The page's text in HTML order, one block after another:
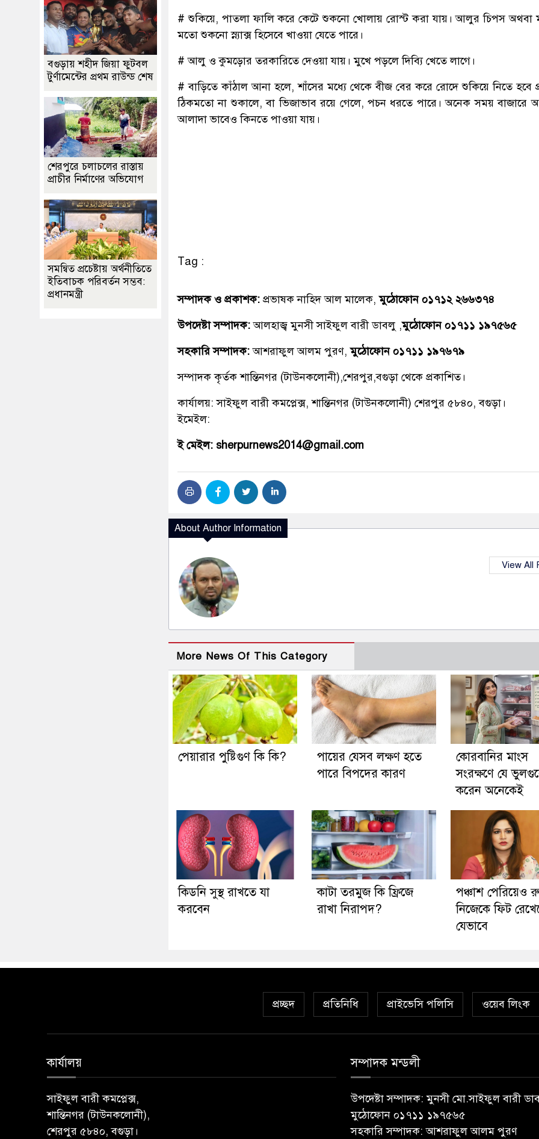
# শুকিয়ে, পাতলা ফালি করে কেটে শুকনো খোলায় রোস্ট করা যায়। আলুর চিপস অথবা
মতো শুকনো স্ন্যাক্স হিসেবে খাওয়া যেতে পারে।
# আলু ও কুমড়োর তরকারিতে দেওয়া যায়। মুখে পড়লে দিব্যি খেতে লাগে।
# বাড়িতে কাঁঠাল আনা হলে, শাঁসের মধ্যে থেকে বীজ বের করে রোদে শুকিয়ে নিতে হবে
ঠিকমতো না শুকালে, বা ভিজাভাব রয়ে গেলে, পচন ধরতে পারে। অনেক সময় বাজারে
আলাদা ভাবেও কিনতে পাওয়া যায়।
Tag :
সম্পাদক ও প্রকাশক: প্রভাষক নাহিদ আল মালেক,মুঠোফোন ০১৭১২ ২৬৬৩৭৪
উপদেষ্টা সম্পাদক:আলহাজ্ব মুনসী সাইফুল বারী ডাবলু ,মুঠোফোন ০১৭১১ ১৯৭৫৬৫
সহকারি সম্পাদক:আশরাফুল আলম পুরণ,মুঠোফোন ০১৭১১ ১৯৭৬৭৯
সম্পাদক কৃর্তক শান্তিনগর (টাউনকলোনী),শেরপুর,বগুড়া থেকে প্রকাশিত।
কার্যালয়: সাইফুল বারী কমপ্লেক্স, শান্তিনগর (টাউনকলোনী) শেরপুর ৫৮৪০, বগুড়া।
ইমেইল:
ই মেইল: sherpurnews2014@gmail.com
About Author Information
View All
More News Of This Category
পেয়ারার পুষ্টিগুণ কি কি?
পায়ের যেসব লক্ষণ হতে
পারে বিপদের কারণ
কোরবানির মাংস
সংরক্ষণে যে
করেন অনেকেই
কিডনি সুস্থ রাখতে যা
করবেন
কাটা তরমুজ কি ফ্রিজে
রাখা নিরাপদ?
পঞ্চাশ পেরিয়েও
নিজেকে ফিট
যেভাবে
বগুড়ায় শহীদ জিয়া ফুটবল
টুর্ণামেন্টের প্রথম রাউন্ড শেষ
শেরপুরে চলাচলের রাস্তায়
প্রাচীর নির্মাণের অভিযোগ
সমন্বিত প্রচেষ্টায় অর্থনীতিতে
ইতিবাচক পরিবর্তন সম্ভব:
প্রধানমন্ত্রী
প্রচ্ছদ প্রতিনিধি প্রাইভেসি পলিসি ওয়েব লিংক
কার্যালয়
সাইফুল বারী কমপ্লেক্স,
শান্তিনগর (টাউনকলোনী),
শেরপুর ৫৮৪০, বগুড়া।
সম্পাদক মন্ডলী
উপদেষ্টা সম্পাদক: মুনসী মো.সাইফুল বারী
মুঠোফোন ০১৭১১ ১৯৭৫৬৫
সহকারি সম্পাদক: আশরাফুল আলম পুরণ